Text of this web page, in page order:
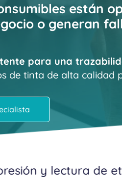
están
o generan
para una
de tinta de alta calidad